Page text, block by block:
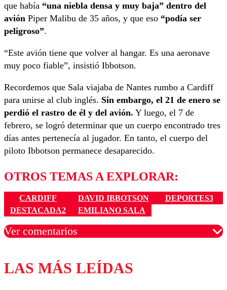
que había “una niebla densa y muy baja” dentro del
avión Piper Malibu de 35 años, y que eso “podía ser
peligroso”.
“Este avión tiene que volver al hangar. Es una aeronave
muy poco fiable”, insistió Ibbotson.
Recordemos que Sala viajaba de Nantes rumbo a Cardiff
para unirse al club inglés. Sin embargo, el 21 de enero se
perdió el rastro de él y del avión. Y luego, el 7 de
febrero, se logró determinar que un cuerpo encontrado tres
días antes pertenecía al jugador. En tanto, el cuerpo del
piloto Ibbotson permanece desaparecido.
OTROS TEMAS A EXPLORAR:
CARDIFF DAVID IBBOTSON
DEPORTES3
DESTACADA2
EMILIANO SALA
Ver comentarios
Los comentarios son moderados para garantizar un
diálogo respetuoso.
LAS MÁS LEÍDAS